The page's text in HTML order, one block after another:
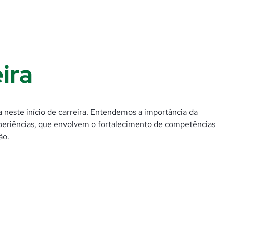
início de carreira. Entendemos a importância da
que envolvem o fortalecimento de competências